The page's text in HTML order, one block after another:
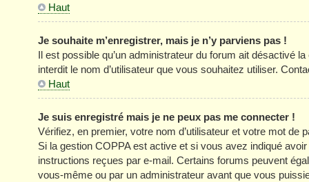
Haut
Je souhaite m’enregistrer, mais je n’y parviens pas !
Il est possible qu’un administrateur du forum ait désactivé
interdit le nom d’utilisateur que vous souhaitez utiliser.
Haut
Je suis enregistré mais je ne peux pas me connecter !
Vérifiez, en premier, votre nom d’utilisateur et votre mot de
Si la gestion COPPA est active et si vous avez indiqué
instructions reçues par e-mail. Certains forums peuvent
vous-même ou par un administrateur avant que vous